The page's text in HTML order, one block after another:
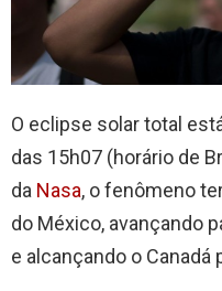
O eclipse solar total
das 15h07 (horário de
da Nasa, o fenômeno
do México, avançando
e alcançando o Canadá